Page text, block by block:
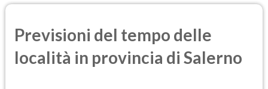
Previsioni del tempo delle
località in provincia di Salerno